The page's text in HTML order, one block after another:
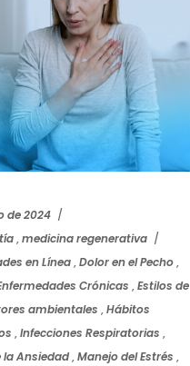
de 2024
,medicina regenerativa
en Línea,Dolor en el Pecho,
Crónicas ,Estilos de
ambientales ,Hábitos
,Infecciones Respiratorias ,
la Ansiedad,Manejo del Estrés ,